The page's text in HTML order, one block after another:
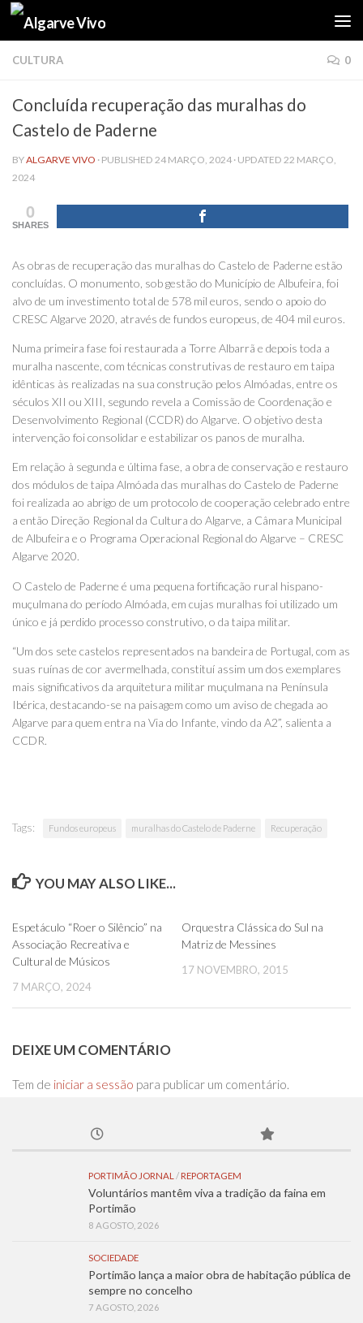
Skip to content
CULTURA 0
Concluída recuperação das muralhas do
Castelo de Paderne
BYALGARVE VIVO · PUBLISHED 24 MARÇO, 2024 · UPDATED 22 MARÇO,
2024
0
SHARES
As obras de recuperação das muralhas do Castelo de Paderne estão
concluídas. O monumento, sob gestão do Município de Albufeira, foi
alvo de um investimento total de 578 mil euros, sendo o apoio do
CRESC Algarve 2020, através de fundos europeus, de 404 mil euros.
Numa primeira fase foi restaurada a Torre Albarrã e depois toda a
muralha nascente, com técnicas construtivas de restauro em taipa
idênticas às realizadas na sua construção pelos Almóadas, entre os
séculos XII ou XIII, segundo revela a Comissão de Coordenação e
Desenvolvimento Regional (CCDR) do Algarve. O objetivo desta
intervenção foi consolidar e estabilizar os panos de muralha.
Em relação à segunda e última fase, a obra de conservação e restauro
dos módulos de taipa Almóada das muralhas do Castelo de Paderne
foi realizada ao abrigo de um protocolo de cooperação celebrado entre
a então Direção Regional da Cultura do Algarve, a Câmara Municipal
de Albufeira e o Programa Operacional Regional do Algarve – CRESC
Algarve 2020.
O Castelo de Paderne é uma pequena fortificação rural hispano-
muçulmana do período Almóada, em cujas muralhas foi utilizado um
único e já perdido processo construtivo, o da taipa militar.
“Um dos sete castelos representados na bandeira de Portugal, com as
suas ruínas de cor avermelhada, constituí assim um dos exemplares
mais significativos da arquitetura militar muçulmana na Península
Ibérica, destacando-se na paisagem como um aviso de chegada ao
Algarve para quem entra na Via do Infante, vindo da A2”, salienta a
CCDR.
Tags: Fundos europeus muralhas do Castelo de Paderne Recuperação
YOU MAY ALSO LIKE...
Espetáculo “Roer o Silêncio” na
Associação Recreativa e
Cultural de Músicos
7 MARÇO, 2024
Orquestra Clássica do Sul na
Matriz de Messines
17 NOVEMBRO, 2015
DEIXE UM COMENTÁRIO
Tem de iniciar a sessão para publicar um comentário.
PORTIMÃO JORNAL / REPORTAGEM
Voluntários mantêm viva a tradição da faina em
Portimão
8 AGOSTO, 2026
SOCIEDADE
Portimão lança a maior obra de habitação pública de
sempre no concelho
7 AGOSTO, 2026